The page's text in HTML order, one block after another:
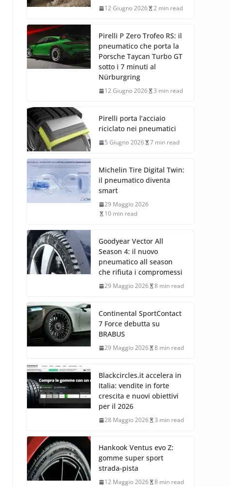
12 Giugno 2026 2 min read
Pirelli P Zero Trofeo RS: il
pneumatico che porta la
Porsche Taycan Turbo GT
sotto i 7 minuti al
Nürburgring
12 Giugno 2026 3 min read
Pirelli porta l’acciaio
riciclato nei pneumatici
5 Giugno 2026 7 min read
Michelin Tire Digital Twin:
il pneumatico diventa
smart
29 Maggio 2026
10 min read
Goodyear Vector All
Season 4: il nuovo
pneumatico all season
che rifiuta i compromessi
29 Maggio 2026 8 min read
Continental SportContact
7 Force debutta su
BRABUS
29 Maggio 2026 8 min read
Blackcircles.it accelera in
Italia: vendite in forte
crescita e nuovi obiettivi
per il 2026
28 Maggio 2026 3 min read
Hankook Ventus evo Z:
gomme super sport
strada-pista
12 Maggio 2026 8 min read